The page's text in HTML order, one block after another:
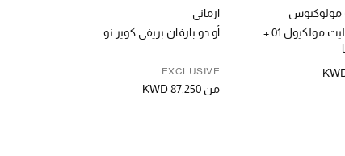
مولوكيوس
أو دو تواليت مولكيول 01 +
ارماني
أو دو بارفان بريفي كوير نو
EXCLUSIVE
منKWD 87.250